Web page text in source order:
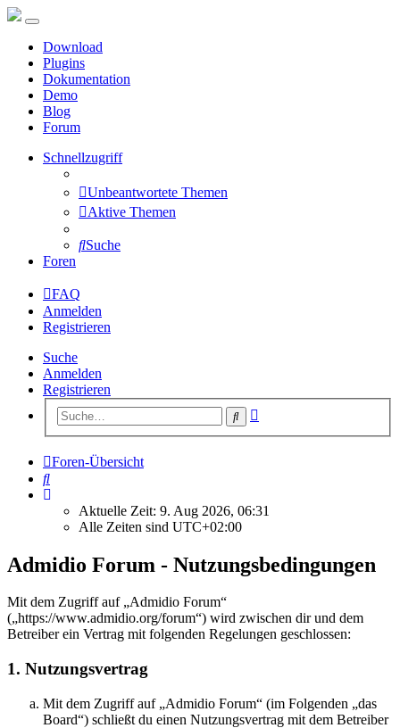
Download
Plugins
Dokumentation
Demo
Blog
Forum
Schnellzugriff
Unbeantwortete Themen
Aktive Themen
Suche
Foren
FAQ
Anmelden
Registrieren
Suche
Anmelden
Registrieren
Suche
Foren-Übersicht
Suche
Aktuelle Zeit: 9. Aug 2026, 06:31
Alle Zeiten sind UTC+02:00
Admidio Forum - Nutzungsbedingungen
Mit dem Zugriff auf „Admidio Forum“
(„https://www.admidio.org/forum“) wird zwischen dir und dem
Betreiber ein Vertrag mit folgenden Regelungen geschlossen:
1. Nutzungsvertrag
Mit dem Zugriff auf „Admidio Forum“ (im Folgenden „das
Board“) schließt du einen Nutzungsvertrag mit dem Betreiber